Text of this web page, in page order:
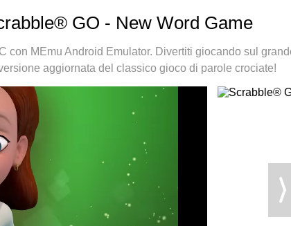
lo squisito sistema di mappatura dei tasti
account sullo stesso dispositivo. E la cosa più
tutto il potenziale del tuo PC, rendendo tutto fluido.
GO - New Word Game
con MEmu Android Emulator. Divertiti giocando sul
aggiornata del classico gioco di parole crociate!